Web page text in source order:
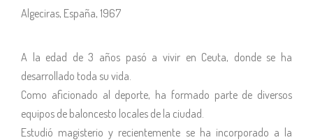
Algeciras, España, 1967
A la edad de 3 años pasó a vivir en Ceuta, donde se ha
desarrollado toda su vida.
Como aficionado al deporte, ha formado parte de diversos
equipos de baloncesto locales de la ciudad.
Estudió magisterio y recientemente se ha incorporado a la